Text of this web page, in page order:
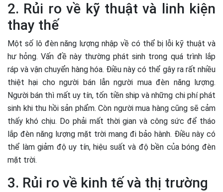
2. Rủi ro về kỹ thuật và linh kiện
thay thế
Một số lô đèn năng lượng nhập về có thể bị lỗi kỹ thuật và
hư hỏng. Vấn đề này thường phát sinh trong quá trình lắp
ráp và vận chuyển hàng hóa. Điều này có thể gây ra rất nhiều
thiệt hại cho người bán lẫn người mua đèn năng lượng.
Người bán thì mất uy tín, tốn tiền ship và những chi phí phát
sinh khi thu hồi sản phẩm. Còn người mua hàng cũng sẽ cảm
thấy khó chịu. Do phải mất thời gian và công sức để tháo
lắp đèn năng lượng mặt trời mang đi bảo hành. Điều này có
thể làm giảm độ uy tín, hiệu suất và độ bền của bóng đèn
mặt trời.
3. Rủi ro về kinh tế và thị trường